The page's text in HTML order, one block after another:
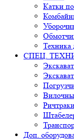
Катки
Техника
СПЕЦ.
Доп.